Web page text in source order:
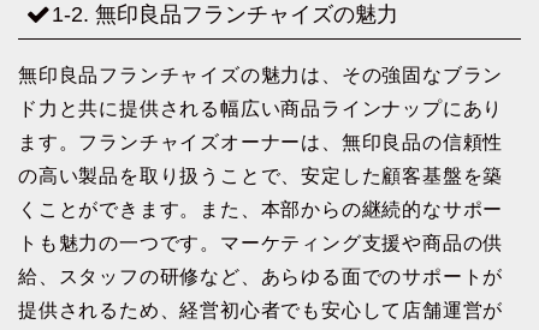
1-2. 無印良品フランチャイズの魅力
無印良品フランチャイズの魅力は、その強固なブラン
ド力と共に提供される幅広い商品ラインナップにあり
ます。フランチャイズオーナーは、無印良品の信頼性
の高い製品を取り扱うことで、安定した顧客基盤を築
くことができます。また、本部からの継続的なサポー
トも魅力の一つです。マーケティング支援や商品の供
給、スタッフの研修など、あらゆる面でのサポートが
提供されるため、経営初心者でも安心して店舗運営が